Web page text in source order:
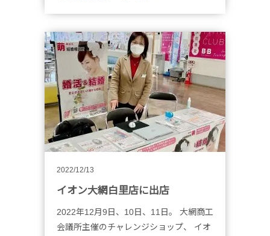
2022/12/13
イオン大網白里店に出店
2022年12月9日、10日、11日。 大網商工
会議所主催のチャレンジショップ、 イオ